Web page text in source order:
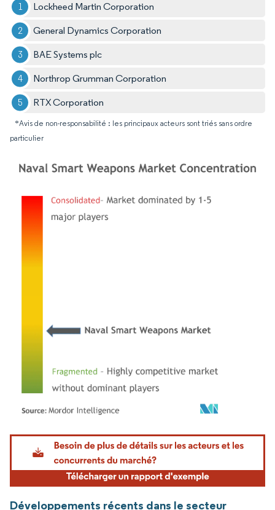
Lockheed Martin Corporation
General Dynamics Corporation
BAE Systems plc
Northrop Grumman Corporation
RTX Corporation
*Avis de non-responsabilité : les principaux acteurs sont triés sans ordre
particulier
Image © Mordor Intelligence. La réutilisation nécessite une attribution sous CC BY
Développements récents dans le secteur